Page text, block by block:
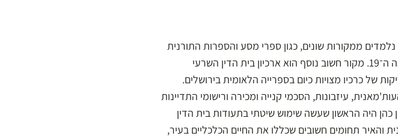
נלמדים ממקורות שונים, כגון ספרי מסע והספרות התורנית
של חכמי ארץ ישראל וסביבותיה מן המאות ה־16 עד ראשית המאה ה־19. מקור חשוב נוסף הוא ארכיון בית הדין השרעי
כרכיו מצויות כיום בספרייה הלאומית בירושלים.
עיזבונות, הסכמי קנייה ומכירה ורישומי התדיינות
היה הראשון שעשה שימוש שיטתי בתעודות בית הדין
והאיר תחומים חשובים שכללו את החיים הכלכליים בעיר,